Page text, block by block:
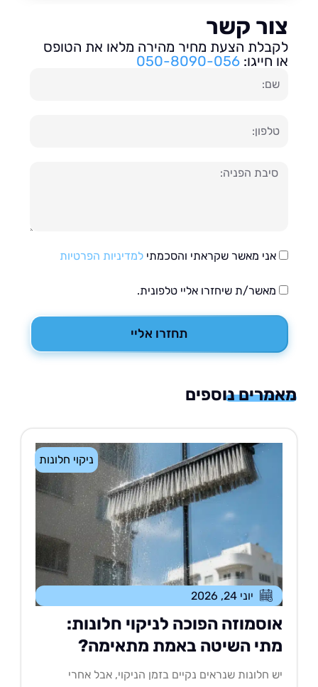
קשר
הצעת מחיר מהירה מלאו את הטופס
חייגו:050-8090-056
אני מאשר שקראתי והסכמתילמדיניות הפרטיות
מאשר/ת שיחזרו אליי טלפונית.
תחזרו אליי
נוספים
ניקוי חלונות
יוני 24, 2026
הפוכה לניקוי חלונות:
השיטה באמת מתאימה?
חלונות שנראים נקיים בזמן הניקוי, אבל אחרי